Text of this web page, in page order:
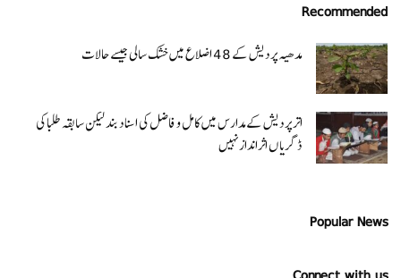
Recommended
مدھیہ پردیش کے 48 اضلاع میں خشک سالی جیسے حالات
اتر پردیش کےمدارس میں کامل و فاضل کی اسناد بند لیکن سابقہ طلبا کی
ڈگریا ں اثرانداز نہیں
Popular News